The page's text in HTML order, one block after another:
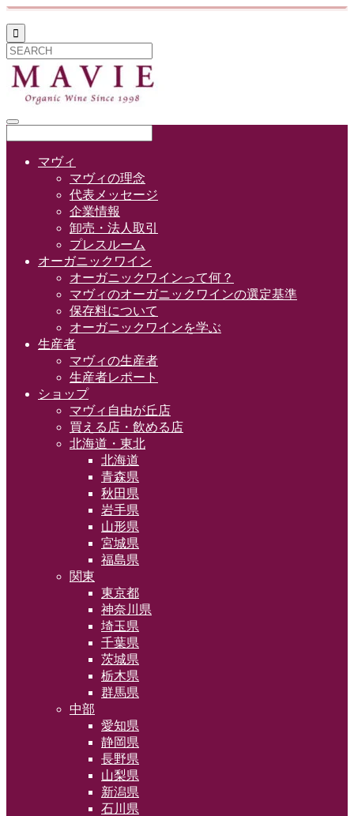

マヴィ
マヴィの理念
代表メッセージ
企業情報
卸売・法人取引
プレスルーム
オーガニックワイン
オーガニックワインって何？
マヴィのオーガニックワインの選定基準
保存料について
オーガニックワインを学ぶ
生産者
マヴィの生産者
生産者レポート
ショップ
マヴィ自由が丘店
買える店・飲める店
北海道・東北
北海道
青森県
秋田県
岩手県
山形県
宮城県
福島県
関東
東京都
神奈川県
埼玉県
千葉県
茨城県
栃木県
群馬県
中部
愛知県
静岡県
長野県
山梨県
新潟県
石川県